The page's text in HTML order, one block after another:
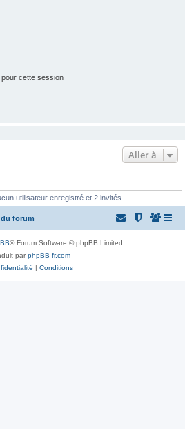
cette session
Aller à
utilisateur enregistré et 2 invités
du forum
® Forum Software © phpBB Limited
parphpBB-fr.com
| Conditions